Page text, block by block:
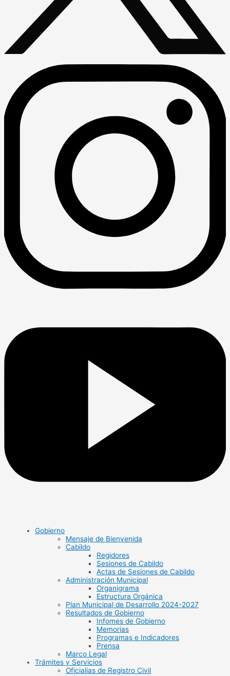
Gobierno
Mensaje de Bienvenida
Cabildo
Regidores
Sesiones de Cabildo
Actas de Sesiones de Cabildo
Administración Municipal
Organigrama
Estructura Orgánica
Plan Municipal de Desarrollo 2024-2027
Resultados de Gobierno
Infomes de Gobierno
Memorias
Programas e Indicadores
Prensa
Marco Legal
Trámites y Servicios
Oficialias de Registro Civil